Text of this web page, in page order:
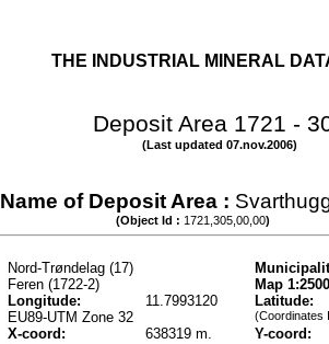
THE INDUSTRIAL MINERAL
Deposit Area 1721 -
(Last updated 07.nov.2006)
Name of Deposit Area :
(Object Id : 1721,305,00,00)
Nord-Trøndelag (17)
Feren (1722-2)
Map
Longitude: 11.7993120
Latitude:
EU89-UTM Zone 32
(Coordinates
X-coord: 638319 m.
Y-coord: